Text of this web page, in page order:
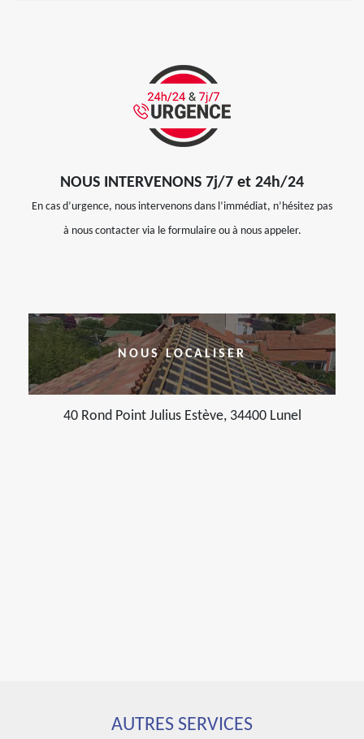
NOUS INTERVENONS 7j/7 et 24h/24
En cas d’urgence, nous intervenons dans l’immédiat, n’hésitez pas
à nous contacter via le formulaire ou à nous appeler.
NOUS LOCALISER
40 Rond Point Julius Estève, 34400 Lunel
AUTRES SERVICES